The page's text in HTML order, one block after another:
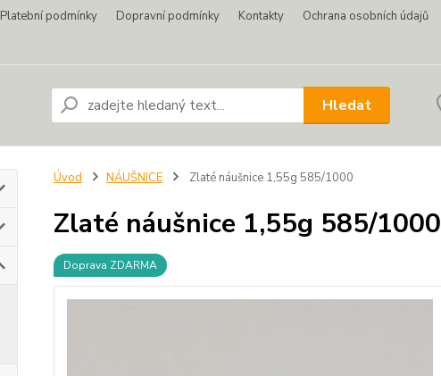
Platební podmínky Dopravní podmínky Kontakty Ochrana osobních údajů
Hledat
Úvod NÁUŠNICE Zlaté náušnice 1,55g 585/1000
Zlaté náušnice 1,55g 585/1000
Doprava ZDARMA